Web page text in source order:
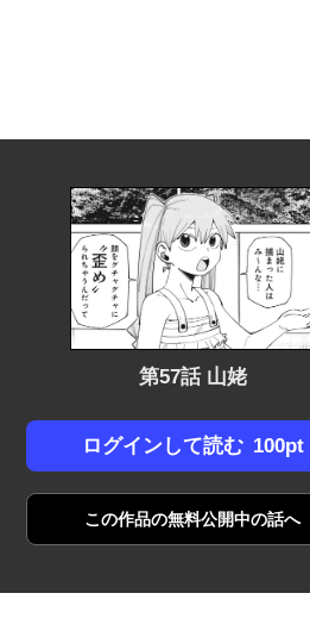
第57話 山姥
ログインして読む 100pt
この作品の無料公開中の話へ